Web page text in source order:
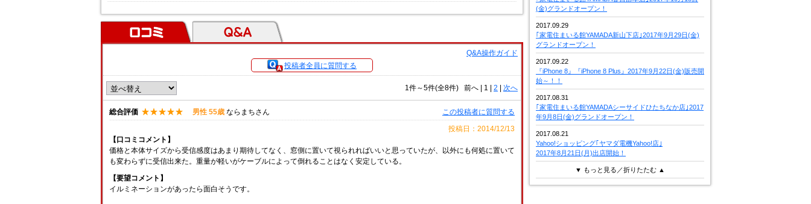
Q&A操作ガイド
投稿者全員に質問する
1件～5件(全8件) 前へ 1 | 2 次へ
総合評価 男性 55歳 ならまちさん
この投稿者に質問する
投稿日：2014/12/13
【口コミコメント】
価格と本体サイズから受信感度はあまり期待してなく、窓側に置いて視られればいいと思っていたが、以外にも何処に置いて
も変わらずに受信出来た。重量が軽いがケーブルによって倒れることはなく安定している。
【要望コメント】
イルミネーションがあったら面白そうです。
(金)グランドオープン！
2017.09.29
｢家電住まいる館YAMADA新山下店｣2017年9月29日(金)
グランドオープン！
2017.09.22
『iPhone 8』『iPhone 8 Plus』2017年9月22日(金)販売開
始～！！
2017.08.31
｢家電住まいる館YAMADAシーサイドひたちなか店｣2017
年9月8日(金)グランドオープン！
2017.08.21
Yahoo!ショッピング｢ヤマダ電機Yahoo!店｣
2017年8月21日(月)出店開始！
▼ もっと見る／折りたたむ ▲